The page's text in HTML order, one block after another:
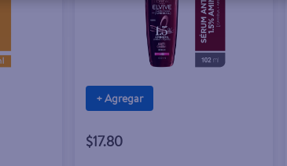
+ Agregar
$17.80